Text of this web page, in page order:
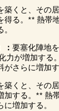
築くと、その
得る。** 熱帯
： 要塞化陣地
力が増加する
さらに増加す
築くと、その
加する。** 熱
増加する。